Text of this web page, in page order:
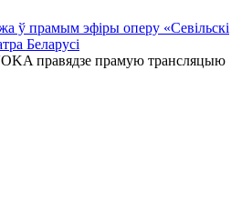
ў прамым эфіры оперу «Севільскі
Беларусі
правядзе прамую трансляцыю